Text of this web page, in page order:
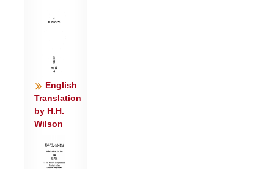
अ॒भि वा॑सया॒शिर॑म् ।
English
Translation
by H.H.
Wilson